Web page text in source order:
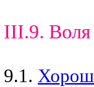
III.9.
9.1.